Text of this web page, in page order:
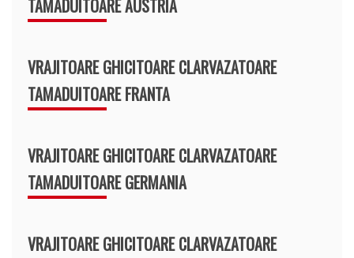
TAMADUITOARE AUSTRIA
VRAJITOARE GHICITOARE CLARVAZATOARE
TAMADUITOARE FRANTA
VRAJITOARE GHICITOARE CLARVAZATOARE
TAMADUITOARE GERMANIA
VRAJITOARE GHICITOARE CLARVAZATOARE